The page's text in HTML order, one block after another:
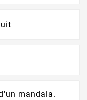
mandala.